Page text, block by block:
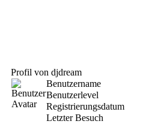
Profil von djdream
Benutzername
Benutzerlevel
Registrierungsdatum
Letzter Besuch